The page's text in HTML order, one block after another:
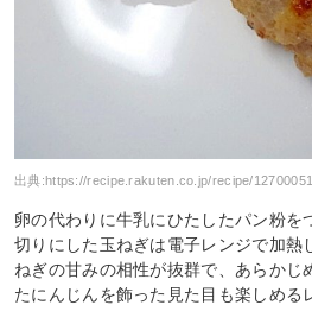
出典:https://recipe.rakuten.co.jp/recipe/
卵の代わりに牛乳にひたしたパン粉を
切りにした玉ねぎは電子レンジで加熱
ねぎの甘みの相性が抜群で、あらかじ
たにんじんを飾った見た目も楽しめる